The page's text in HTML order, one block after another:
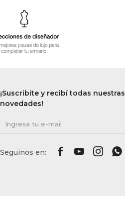
¡Suscribite y recibí todas nuestras
novedades!
   